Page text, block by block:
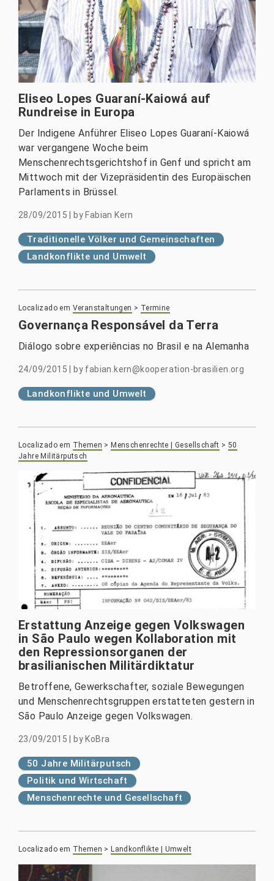
Eliseo Lopes Guaraní-Kaiowá auf
Rundreise in Europa
Der Indigene Anführer Eliseo Lopes Guaraní-Kaiowá
war vergangene Woche beim
Menschenrechtsgerichtshof in Genf und spricht am
Mittwoch mit der Vizepräsidentin des Europäischen
Parlaments in Brüssel.
28/09/2015 by Fabian Kern
Traditionelle Völker und Gemeinschaften
Landkonflikte und Umwelt
Localizado em Veranstaltungen > Termine
Governança Responsável da Terra
Diálogo sobre experiências no Brasil e na Alemanha
24/09/2015 by fabian.kern@kooperation-brasilien.org
Landkonflikte und Umwelt
Localizado em Themen > Menschenrechte | Gesellschaft >50
Jahre Militärputsch
Erstattung Anzeige gegen Volkswagen
in São Paulo wegen Kollaboration mit
den Repressionsorganen der
brasilianischen Militärdiktatur
Betroffene, Gewerkschafter, soziale Bewegungen
und Menschenrechtsgruppen erstatteten gestern in
São Paulo Anzeige gegen Volkswagen.
23/09/2015|byKoBra
50 Jahre Militärputsch
Politik und Wirtschaft
Menschenrechte und Gesellschaft
Localizado em Themen >Landkonflikte | Umwelt